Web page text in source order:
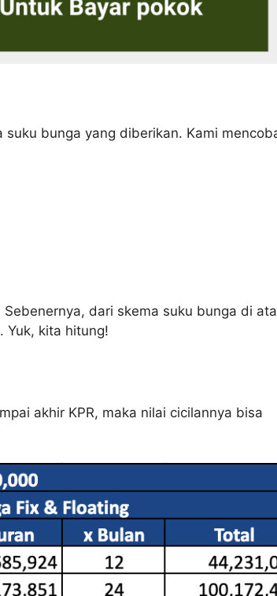
bunga yang diberikan. Kami
dari skema suku bunga di
Yuk, kita hitung!
akhir KPR, maka nilai cicilannya bisa